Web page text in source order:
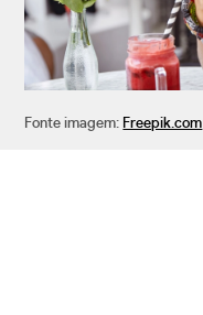
Fonte imagem: Freepik.com